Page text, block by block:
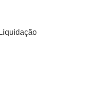
Liquidação